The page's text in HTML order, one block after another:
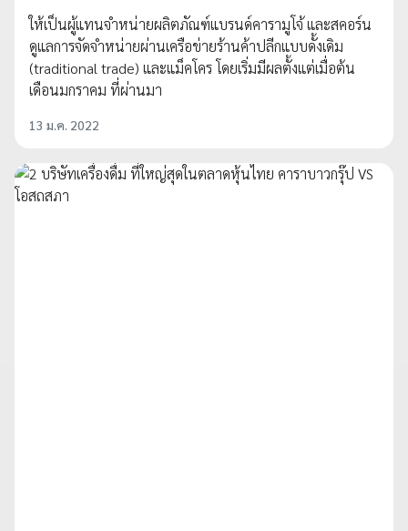
ให้เป็นผู้แทนจำหน่ายผลิตภัณฑ์แบรนด์คารามูโจ้ และสคอร์น
ดูแลการจัดจำหน่ายผ่านเครือข่ายร้านค้าปลีกแบบดั้งเดิม
(traditional trade) และแม็คโคร โดยเริ่มมีผลตั้งแต่เมื่อต้น
เดือนมกราคม ที่ผ่านมา
13 ม.ค. 2022